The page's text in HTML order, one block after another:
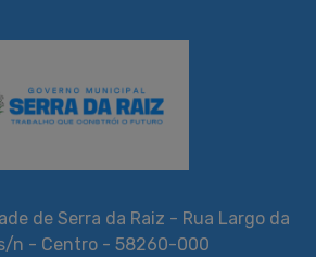
de Serra da Raiz - Rua Largo da
n - Centro - 58260-000